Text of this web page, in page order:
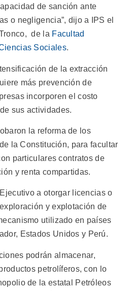
de sanción ante
o negligencia”, dijo a IPS el
de la Facultad
Sociales.
de la extracción
más prevención de
incorporen el costo
sus actividades.
la reforma de los
la Constitución, para facultar
particulares contratos de
y renta compartidas.
a otorgar licencias o
y explotación de
utilizado en países
Estados Unidos y Perú.
podrán almacenar,
petrolíferos, con lo
de la estatal Petróleos